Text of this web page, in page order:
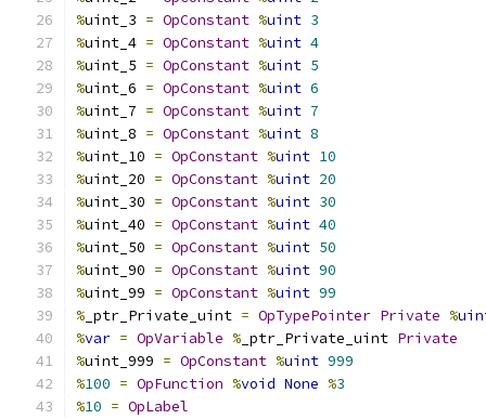
%uint_3 = OpConstant %uint 3
%uint_4 = OpConstant %uint 4
%uint_5 = OpConstant %uint 5
%uint_6 = OpConstant %uint 6
%uint_7 = OpConstant %uint 7
%uint_8 = OpConstant %uint 8
%uint_10 = OpConstant %uint 10
%uint_20 = OpConstant %uint 20
%uint_30 = OpConstant %uint 30
%uint_40 = OpConstant %uint 40
%uint_50 = OpConstant %uint 50
%uint_90 = OpConstant %uint 90
%uint_99 = OpConstant %uint 99
% _ptr_Private_uint = OpTypePointer Private %
%var = OpVariable % _ptr_Private_uint Private
%uint_999 = OpConstant %uint 999
%100 = OpFunction %void None %3
%10 = OpLabel